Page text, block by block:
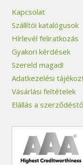
Kapcsolat
Szállítói katalógusok
Hírlevél feliratkozás
Gyakori kérdések
Szereld magad!
Adatkezelési
Vásárlási feltételek
Elállás a